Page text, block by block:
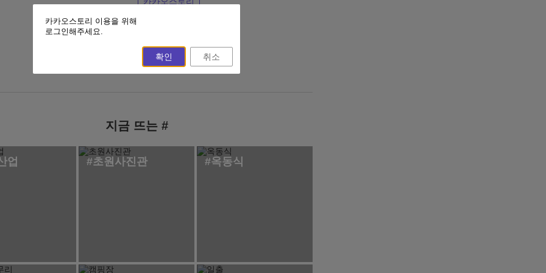
이전 페이지
지금 뜨는 #
업 #초원사진관 #옥동식
카카오스토리 이용을 위해
로그인해주세요.
확인 취소